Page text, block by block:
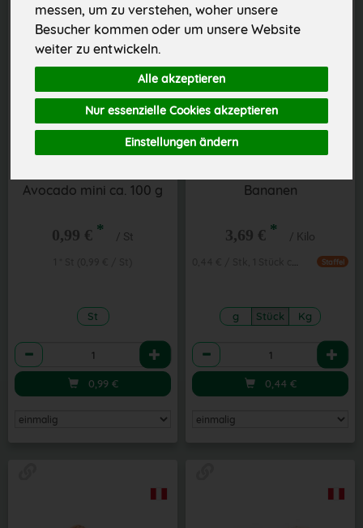
messen, um zu verstehen, woher unsere
Besucher kommen oder um unsere Website
weiter zu entwickeln.
Alle akzeptieren
Nur essenzielle Cookies akzeptieren
Einstellungen ändern
Avocado mini ca. 100 g
0,99 € * / St
St
Anzahl
0,99 €
Bananen
3,69 € * / Kilo
0,44 € / Stk, 1 Stück ca. 120g Staffel
g Stück Kg
Anzahl
0,44 €